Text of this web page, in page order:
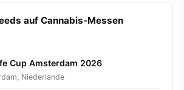
auf Cannabis-Messen
Cup Amsterdam 2026
Niederlande